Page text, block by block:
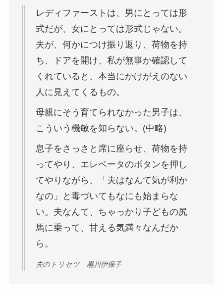
レディファーストは、男にとっては形
式だが、女にとっては形式じゃない。
夫が、何かにつけ振り返り、荷物を持
ち、ドアを開け、私が無事か確認して
くれていると、本当にかけがえのない
人に見えてくるもの。
母親にそう育てられなかった男子は、
こういう機敏を知らない。(中略)
息子をさっさと席に座らせ、荷物を持
ってやり、エレベータのボタンを押し
てやりながら、「夫はなんて気が利か
なの」と毒づいてもなにも始まらな
い。夫なんて、ちゃっかり子どもの尻
馬に乗って、甘える気満々なんだか
ら。
夫のトリセツ 黒川伊保子